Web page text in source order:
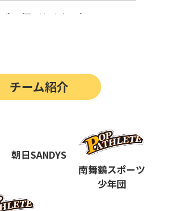
ポップアスリートカップ
決勝戦の動画はこちらから
ポップアスリートカップ
ポップアスリートカップ
ポップアスリートカップ
チーム紹介
朝日SANDYS
南舞鶴スポーツ
少年団